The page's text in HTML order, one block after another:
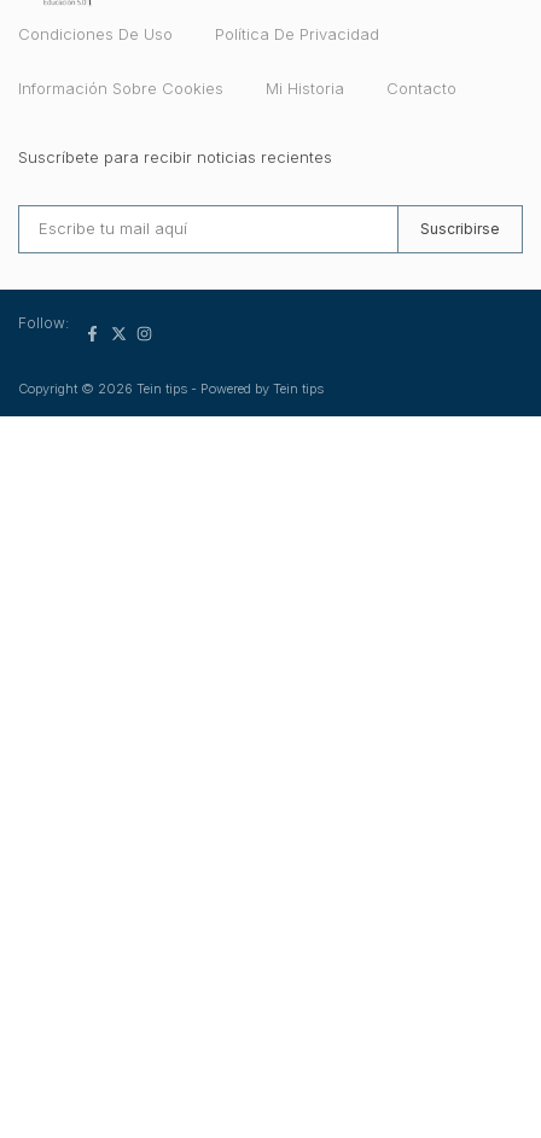
Condiciones De Uso Política De Privacidad
Información Sobre Cookies Mi Historia Contacto
Suscríbete para recibir noticias recientes
Suscribirse
Copyright © 2026 Tein tips - Powered by Tein tips
Follow: